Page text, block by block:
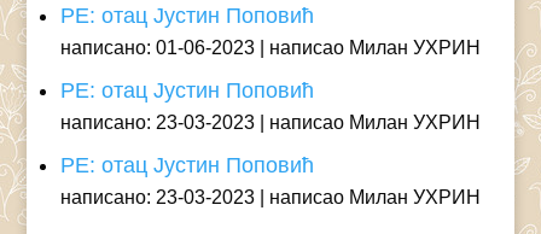
РЕ: отац Јустин Поповић
написано: 01-06-2023 написао Милан УХРИН
РЕ: отац Јустин Поповић
написано: 23-03-2023 написао Милан УХРИН
РЕ: отац Јустин Поповић
написано: 23-03-2023 написао Милан УХРИН